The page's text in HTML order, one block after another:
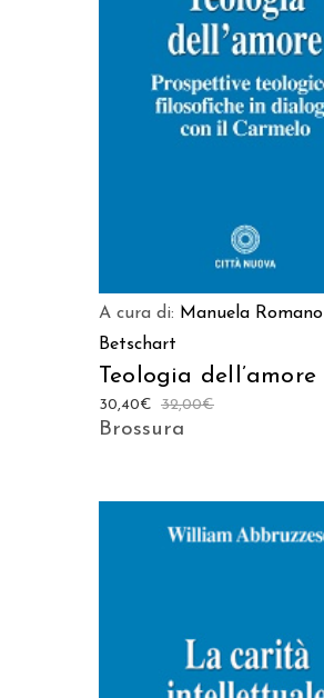
A cura di: Manuela Romano
Betschart
Teologia dell’amore
32,00€
30,40€
Brossura